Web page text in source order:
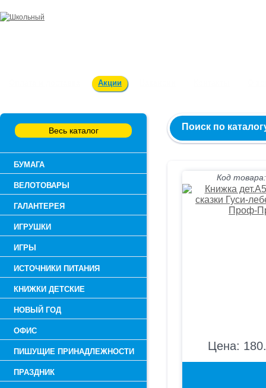
Акции
Весь каталог
БУМАГА
ВЕЛОТОВАРЫ
ГАЛАНТЕРЕЯ
ИГРУШКИ
ИГРЫ
ИСТОЧНИКИ ПИТАНИЯ
КНИЖКИ ДЕТСКИЕ
НОВЫЙ ГОД
ОФИС
ПИШУЩИЕ ПРИНАДЛЕЖНОСТИ
ПРАЗДНИК
Поиск по
Код
Цена: